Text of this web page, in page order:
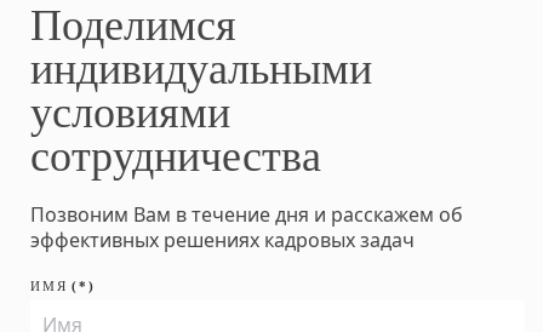
Поделимся
индивидуальными
условиями
сотрудничества
Позвоним Вам в течение дня и расскажем об
эффективных решениях кадровых задач
ИМЯ (*)